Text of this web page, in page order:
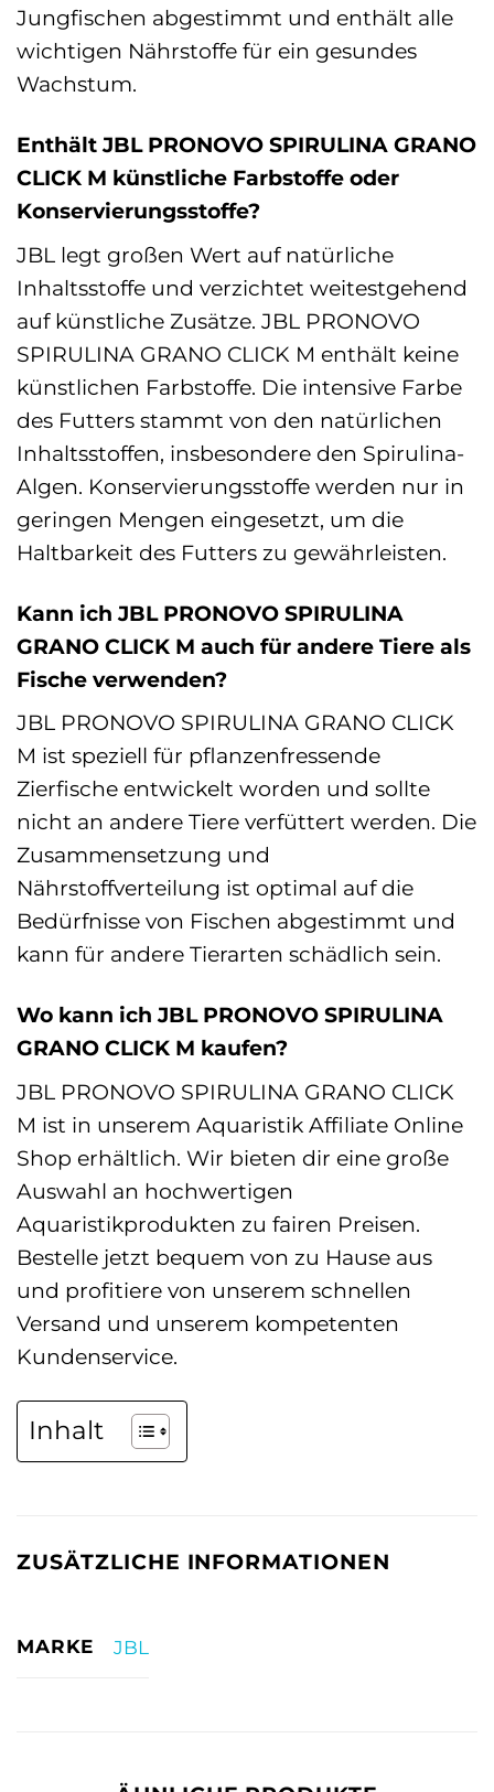
Jungfischen abgestimmt und enthält alle
wichtigen Nährstoffe für ein gesundes
Wachstum.
Enthält JBL PRONOVO SPIRULINA GRANO
CLICK M künstliche Farbstoffe oder
Konservierungsstoffe?
JBL legt großen Wert auf natürliche
Inhaltsstoffe und verzichtet weitestgehend
auf künstliche Zusätze. JBL PRONOVO
SPIRULINA GRANO CLICK M enthält keine
künstlichen Farbstoffe. Die intensive Farbe
des Futters stammt von den natürlichen
Inhaltsstoffen, insbesondere den Spirulina-
Algen. Konservierungsstoffe werden nur in
geringen Mengen eingesetzt, um die
Haltbarkeit des Futters zu gewährleisten.
Kann ich JBL PRONOVO SPIRULINA
GRANO CLICK M auch für andere Tiere als
Fische verwenden?
JBL PRONOVO SPIRULINA GRANO CLICK
M ist speziell für pflanzenfressende
Zierfische entwickelt worden und sollte
nicht an andere Tiere verfüttert werden. Die
Zusammensetzung und
Nährstoffverteilung ist optimal auf die
Bedürfnisse von Fischen abgestimmt und
kann für andere Tierarten schädlich sein.
Wo kann ich JBL PRONOVO SPIRULINA
GRANO CLICK M kaufen?
JBL PRONOVO SPIRULINA GRANO CLICK
M ist in unserem Aquaristik Affiliate Online
Shop erhältlich. Wir bieten dir eine große
Auswahl an hochwertigen
Aquaristikprodukten zu fairen Preisen.
Bestelle jetzt bequem von zu Hause aus
und profitiere von unserem schnellen
Versand und unserem kompetenten
Kundenservice.
Inhalt
ZUSÄTZLICHE INFORMATIONEN
MARKE JBL